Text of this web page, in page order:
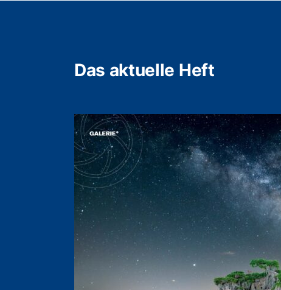
Das aktuelle Heft